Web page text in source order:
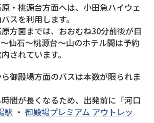
・桃源台方面へは、小田急ハイウェ
スを利用します。
方面までは、おおむね30分前後が目
仙石〜桃源台〜山のホテル間は予約
されています。
御殿場方面のバスは本数が限られま
間が長くなるため、出発前に「河口
駅 ・御殿場プレミアム アウトレッ